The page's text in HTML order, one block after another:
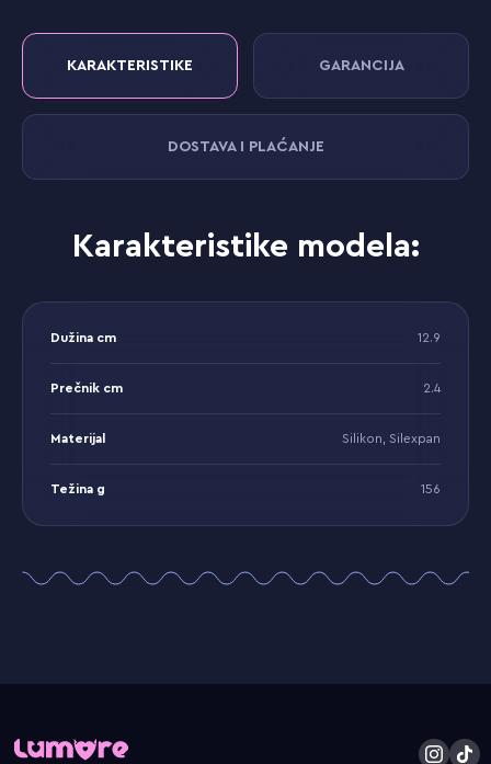
KARAKTERISTIKE GARANCIJA
DOSTAVA I PLAĆANJE
Karakteristike modela:
Dužina cm 12.9
Prečnik cm 2.4
Materijal Silikon, Silexpan
Težina g 156